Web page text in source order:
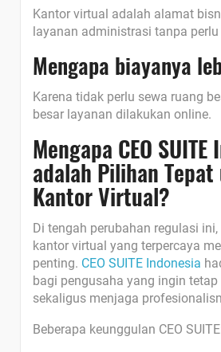
Kantor virtual adalah alamat
layanan administrasi tanpa
Mengapa biayanya
Karena tidak perlu sewa ruang
besar layanan dilakukan online.
Mengapa CEO
adalah Pilihan
Kantor Virtual?
Di tengah perubahan regulasi
kantor virtual yang terpercaya
penting. CEO SUITE Indonesia
bagi pengusaha yang ingin
sekaligus menjaga
Beberapa keunggulan CEO